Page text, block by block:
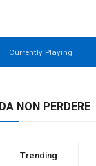
Currently Playing
DA NON PERDERE
Trending